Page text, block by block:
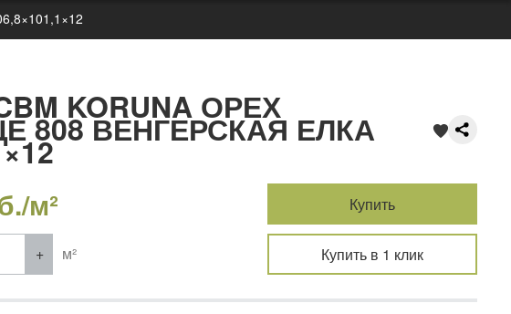
KORUNA ОРЕХ
808 ВЕНГЕРСКАЯ ЕЛКА
м²
м²
Купить
Купить в 1 клик